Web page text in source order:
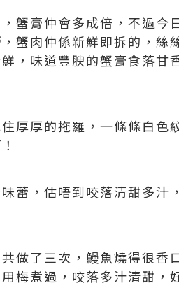
蟹膏仲會多成倍，不過今
，蟹肉仲係新鮮即拆的，絲
，味道豐腴的蟹膏食落甘
厚厚的拖羅，一條條白色
蕾，估唔到咬落清甜多
做了三次，鰻魚燒得很香
梅煮過，咬落多汁清甜，